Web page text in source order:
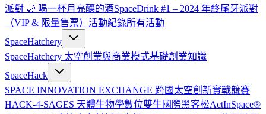
派對 🌙 喝一杯月亮釀的酒SpaceDrink #1 – 2024 年終尾牙派對
（VIP & 限量售票） 活動紀錄所有活動
SpaceHatchery
SpaceHatchery 太空創業與商業模式基礎創業知識
SpaceHack
SPACE INNOVATION EXCHANGE 跨國太空創新實戰競賽
HACK-4-SAGES 天體生物學數位雙生國際黑客松ActInSpace®